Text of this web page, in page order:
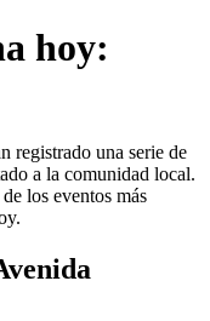
hoy:
registrado una serie de
a la comunidad local.
los eventos más